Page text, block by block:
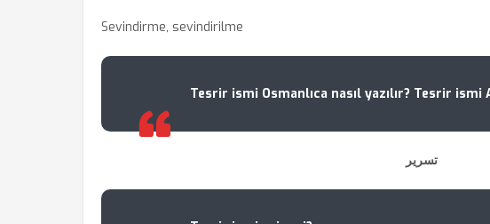
Sevindirme, sevindirilme
Tesrir ismi Osmanlıca nasıl yazılır? Tesrir ismi
تسرير